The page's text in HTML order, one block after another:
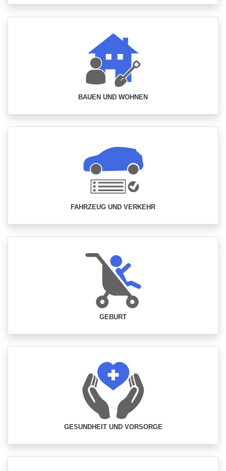
BAUEN UND WOHNEN
FAHRZEUG UND VERKEHR
GEBURT
GESUNDHEIT UND VORSORGE